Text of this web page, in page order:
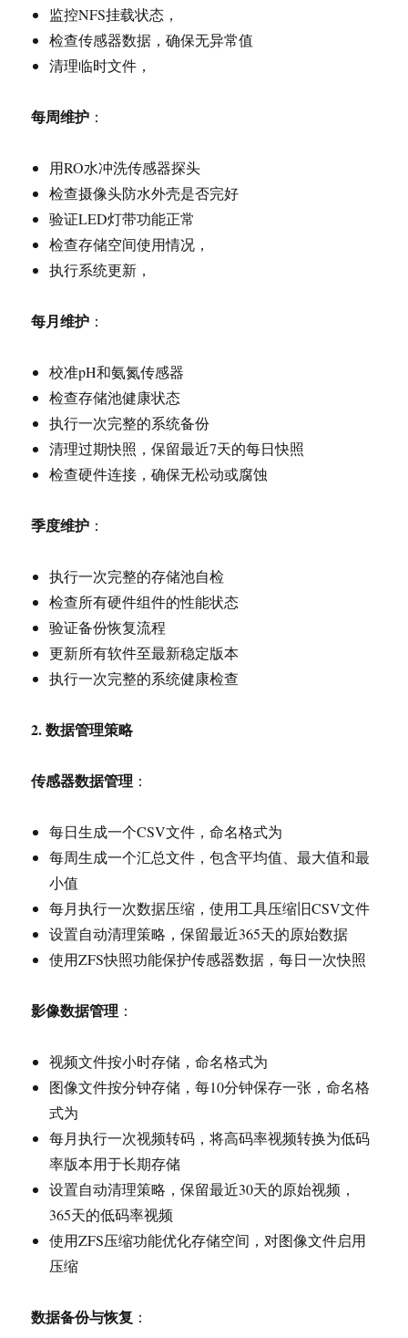
监控NFS挂载状态，
检查传感器数据，确保无异常值
清理临时文件，
每周维护 ：
用RO水冲洗传感器探头
检查摄像头防水外壳是否完好
验证LED灯带功能正常
检查存储空间使用情况，
执行系统更新，
每月维护 ：
校准pH和氨氮传感器
检查存储池健康状态
执行一次完整的系统备份
清理过期快照，保留最近7天的每日快照
检查硬件连接，确保无松动或腐蚀
季度维护 ：
执行一次完整的存储池自检
检查所有硬件组件的性能状态
验证备份恢复流程
更新所有软件至最新稳定版本
执行一次完整的系统健康检查
2.数据管理策略
传感器数据管理 ：
每日生成一个CSV文件，命名格式为
每周生成一个汇总文件，包含平均值、最大值和最
小值
每月执行一次数据压缩，使用工具压缩旧CSV文件
设置自动清理策略，保留最近365天的原始数据
使用ZFS快照功能保护传感器数据，每日一次快照
影像数据管理 ：
视频文件按小时存储，命名格式为
图像文件按分钟存储，每10分钟保存一张，命名格
式为
每月执行一次视频转码，将高码率视频转换为低码
率版本用于长期存储
设置自动清理策略，保留最近30天的原始视频，
365天的低码率视频
使用ZFS压缩功能优化存储空间，对图像文件启用
压缩
数据备份与恢复 ：